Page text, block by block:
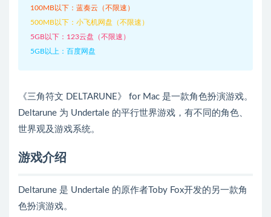
100MB以下：蓝奏云（不限速）
500MB以下：小飞机网盘（不限速）
5GB以下：123云盘（不限速）
5GB以上：百度网盘
《三角符文 DELTARUNE》 for Mac 是一款角色扮演游戏。
Deltarune 为 Undertale 的平行世界游戏，有不同的角色、
世界观及游戏系统。
游戏介绍
Deltarune 是 Undertale 的原作者Toby Fox开发的另一款角
色扮演游戏。